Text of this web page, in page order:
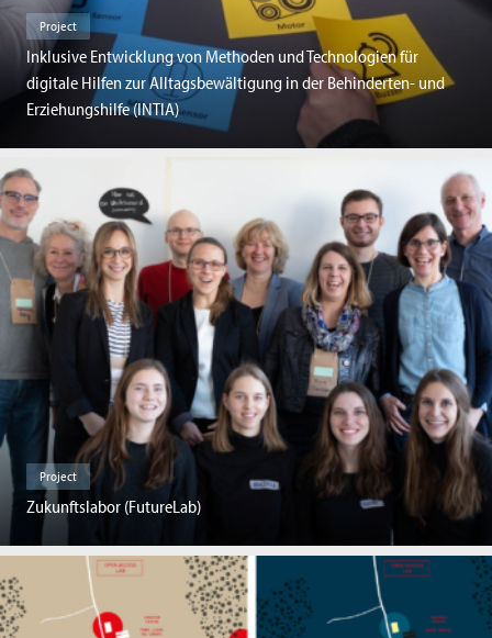
Project
Inklusive Entwicklung von Methoden und Technologien für
digitale Hilfen zur Alltagsbewältigung in der Behinderten- und
Erziehungshilfe (INTIA)
Project
Zukunftslabor (FutureLab)